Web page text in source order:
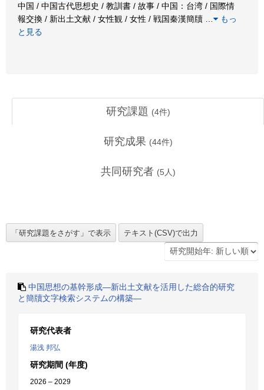
中国 / 中国古代思想史 / 教訓書 / 故事 / 中国：台湾 / 国際情
報交換 / 新出土文献 / 女性観 / 女性 / 戦国秦漢簡牘
もっ
と見る
研究課題 (4件)
研究成果 (44件)
共同研究者 (5 人)
中国思想の基幹形成―新出土文献を活用した総合的研究
と簡牘文字検索システムの構築―
研究代表者
湯浅 邦弘
研究期間 (年度)
2026 – 2029